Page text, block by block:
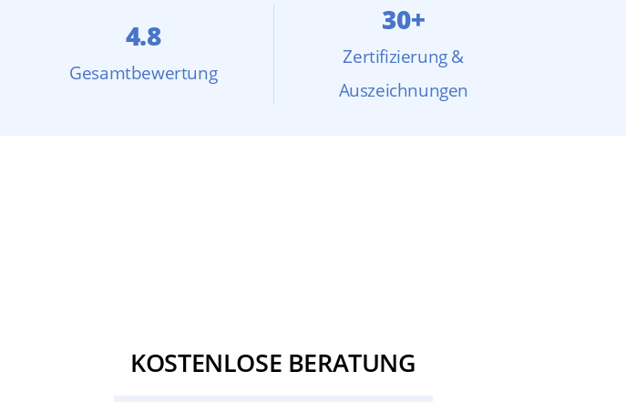
4.8
Gesamtbewertung
30+
Zertifizierung &
Auszeichnungen
KOSTENLOSE BERATUNG